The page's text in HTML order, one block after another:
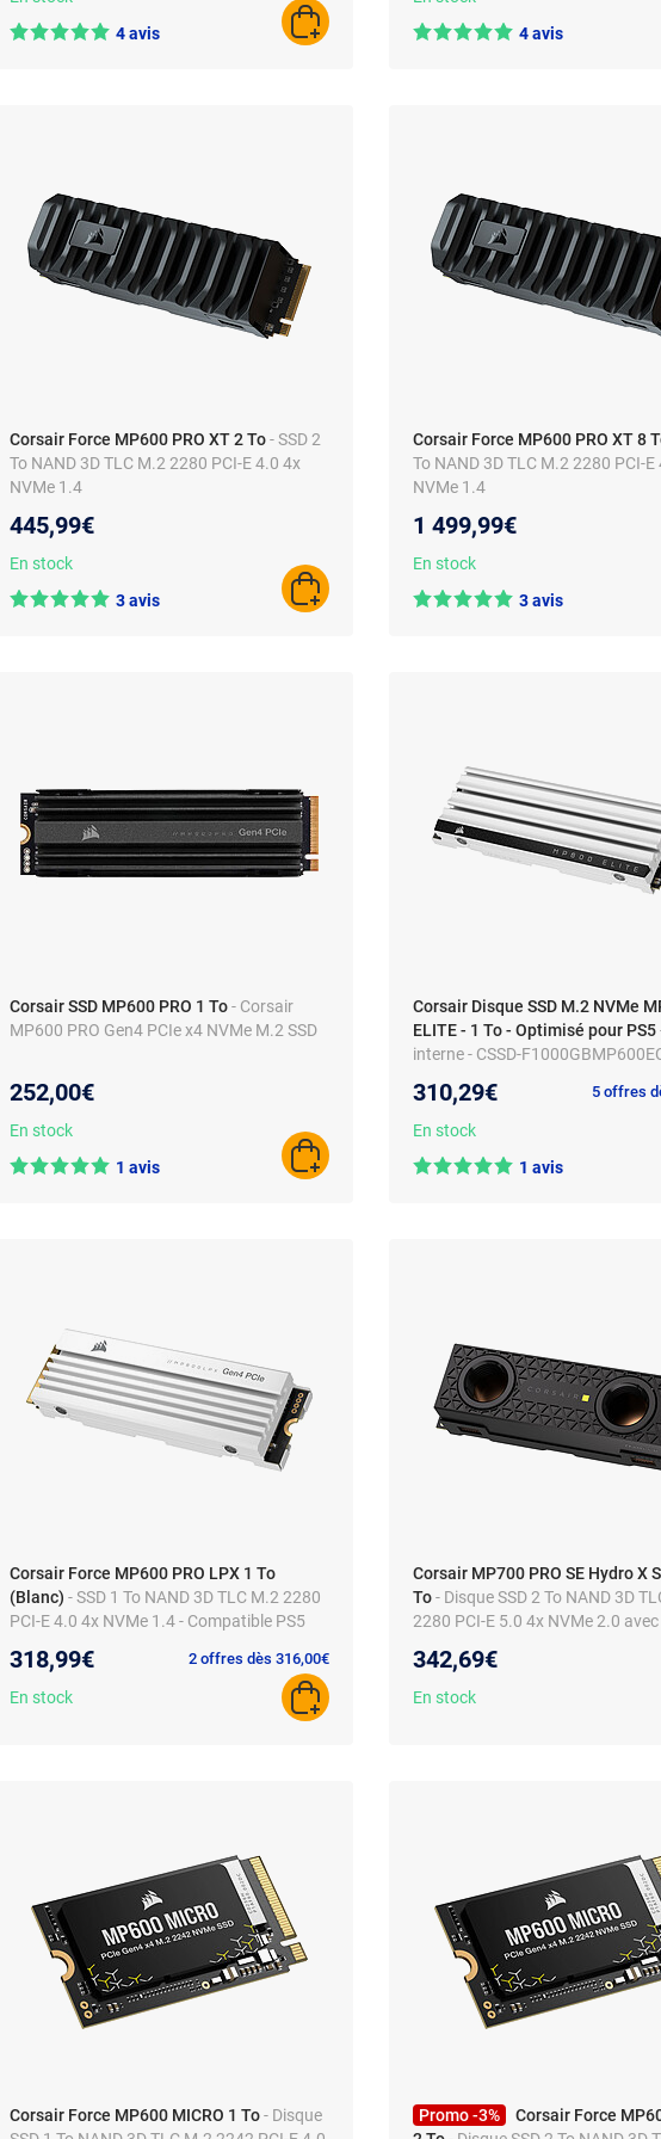
4 avis
AJOUTER AU PANIER
4 avis
Corsair Force MP600 PRO XT 2 To- SSD 2
To NAND 3D TLC M.2 2280 PCI-E 4.0 4x
NVMe 1.4
445,99€
En stock
3 avis
AJOUTER AU PANIER
Corsair Force MP600 PRO XT 8
To NAND 3D TLC M.2 2280 PCI-E
NVMe 1.4
1 499,99€
En stock
3 avis
Corsair SSD MP600 PRO 1 To- Corsair
MP600 PRO Gen4 PCIe x4 NVMe M.2 SSD
252,00€
En stock
1 avis
AJOUTER AU PANIER
Corsair Disque SSD M.2 NVMe
ELITE - 1 To - Optimisé pour PS5
interne - CSSD-
310,29€ 5 offres
En stock
1 avis
Corsair Force MP600 PRO LPX 1 To
(Blanc) - SSD 1 To NAND 3D TLC M.2 2280
PCI-E 4.0 4x NVMe 1.4 - Compatible PS5
318,99€ 2 offres dès 316,00€
En stock
AJOUTER AU PANIER
Corsair MP700 PRO SE Hydro X
To- Disque SSD 2 To NAND 3D
2280 PCI-E 5.0 4x NVMe 2.0 avec
342,69€
En stock
Corsair Force MP600 MICRO 1 To- Disque
Promo -3%
Corsair Force